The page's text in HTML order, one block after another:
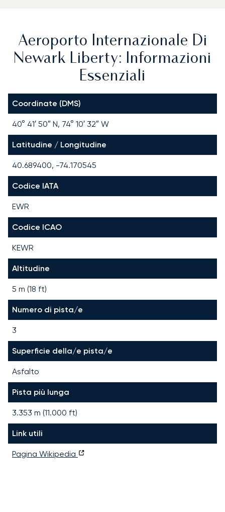
Aeroporto Internazionale Di
Newark Liberty: Informazioni
Essenziali
Coordinate (DMS)
40° 41′ 50″ N, 74° 10′ 32″ W
Latitudine / Longitudine
40.689400, -74.170545
Codice IATA
EWR
Codice ICAO
KEWR
Altitudine
5 m (18 ft)
Numero di pista/e
3
Superficie della/e pista/e
Asfalto
Pista più lunga
3.353 m (11.000 ft)
Link utili
Pagina Wikipedia